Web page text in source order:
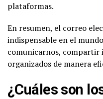
plataformas.
En resumen, el correo
indispensable en el
comunicarnos,
organizados de manera
¿Cuáles son